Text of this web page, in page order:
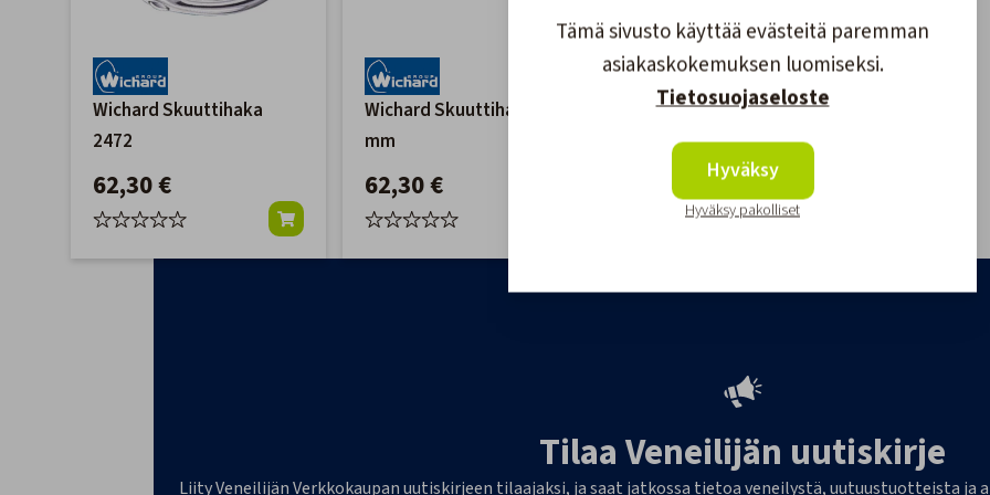
Wichard Skuuttihaka
2472
62,30 €
Wichard Skuuttihaka 70
mm
62,30 €
Wichard Skuuttihaka 105
94,80 €
Tilaa Veneilijän uutiskirje
Liity Veneilijän Verkkokaupan uutiskirjeen tilaajaksi, ja saat jatkossa tietoa veneilystä, uutuustuotteista
Tämä sivusto käyttää evästeitä paremman
asiakaskokemuksen luomiseksi.
Tietosuojaseloste
Hyväksy
Hyväksy pakolliset